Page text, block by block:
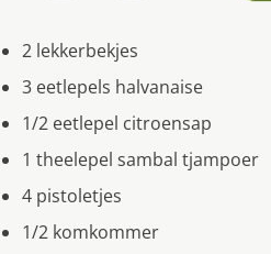
2 lekkerbekjes
3 eetlepels halvanaise
1/2 eetlepel citroensap
1 theelepel sambal tjampoer
4 pistoletjes
1/2 komkommer